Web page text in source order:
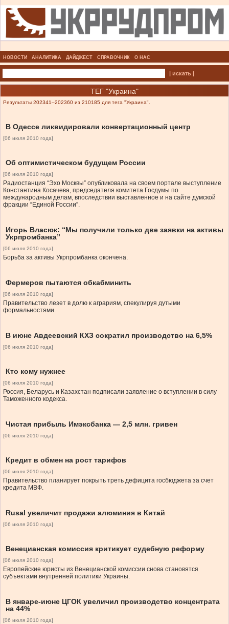
НОВОСТИ АНАЛИТИКА ДАЙДЖЕСТ СПРАВОЧНИК О НАС
| искать |
ТЕГ "Украина"
Результаты 202341–202360 из 210185 для тега "Украина".
В Одессе ликвидировали конвертационный центр
[06 июля 2010 года]
Об оптимистическом будущем России
[06 июля 2010 года]
Радиостанция “Эхо Москвы” опубликовала на своем портале выступление
Константина Косачева, председателя комитета Госдумы по
международным делам, впоследствии выставленное и на сайте думской
фракции “Единой России”.
Игорь Власюк: “Мы получили только две заявки на активы
Укрпромбанка”
[06 июля 2010 года]
Борьба за активы Укрпромбанка окончена.
Фермеров пытаются обкабминить
[06 июля 2010 года]
Правительство лезет в долю к аграриям, спекулируя дутыми
формальностями.
В июне Авдеевский КХЗ сократил производство на 6,5%
[06 июля 2010 года]
Кто кому нужнее
[06 июля 2010 года]
Россия, Беларусь и Казахстан подписали заявление о вступлении в силу
Таможенного кодекса.
Чистая прибыль Имэксбанка — 2,5 млн. гривен
[06 июля 2010 года]
Кредит в обмен на рост тарифов
[06 июля 2010 года]
Правительство планирует покрыть треть дефицита госбюджета за счет
кредита МВФ.
Rusal увеличит продажи алюминия в Китай
[06 июля 2010 года]
Венецианская комиссия критикует судебную реформу
[06 июля 2010 года]
Европейские юристы из Венецианской комиссии снова становятся
субъектами внутренней политики Украины.
В январе-июне ЦГОК увеличил производство концентрата
на 44%
[06 июля 2010 года]